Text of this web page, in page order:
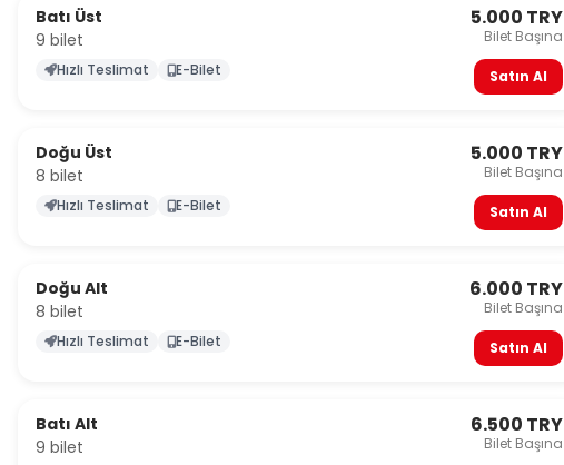
Batı Üst
9 bilet
5.000 TRY
Bilet Başına
Hızlı Teslimat
E-Bilet Satın Al
Doğu Üst
8 bilet
5.000 TRY
Bilet Başına
Hızlı Teslimat
E-Bilet Satın Al
Doğu Alt
8 bilet
6.000 TRY
Bilet Başına
Hızlı Teslimat
E-Bilet Satın Al
Batı Alt
9 bilet
6.500 TRY
Bilet Başına